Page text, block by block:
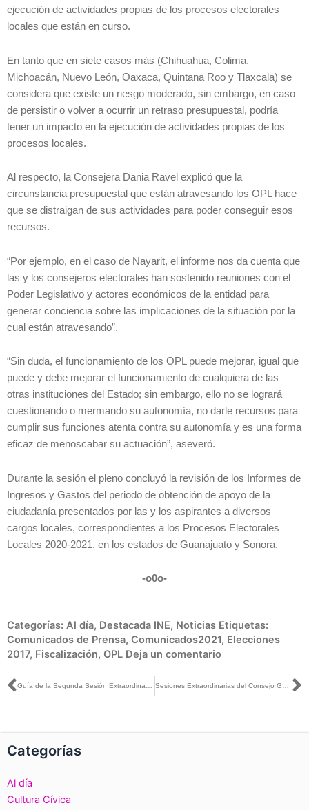
ejecución de actividades propias de los procesos electorales
locales que están en curso.
En tanto que en siete casos más (Chihuahua, Colima,
Michoacán, Nuevo León, Oaxaca, Quintana Roo y Tlaxcala) se
considera que existe un riesgo moderado, sin embargo, en caso
de persistir o volver a ocurrir un retraso presupuestal, podría
tener un impacto en la ejecución de actividades propias de los
procesos locales.
Al respecto, la Consejera Dania Ravel explicó que la
circunstancia presupuestal que están atravesando los OPL hace
que se distraigan de sus actividades para poder conseguir esos
recursos.
“Por ejemplo, en el caso de Nayarit, el informe nos da cuenta que
las y los consejeros electorales han sostenido reuniones con el
Poder Legislativo y actores económicos de la entidad para
generar conciencia sobre las implicaciones de la situación por la
cual están atravesando”.
“Sin duda, el funcionamiento de los OPL puede mejorar, igual que
puede y debe mejorar el funcionamiento de cualquiera de las
otras instituciones del Estado; sin embargo, ello no se logrará
cuestionando o mermando su autonomía, no darle recursos para
cumplir sus funciones atenta contra su autonomía y es una forma
eficaz de menoscabar su actuación”, aseveró.
Durante la sesión el pleno concluyó la revisión de los Informes de
Ingresos y Gastos del periodo de obtención de apoyo de la
ciudadanía presentados por las y los aspirantes a diversos
cargos locales, correspondientes a los Procesos Electorales
Locales 2020-2021, en los estados de Guanajuato y Sonora.
-o0o-
Categorías: Al día, Destacada INE, Noticias Etiquetas:
Comunicados de Prensa, Comunicados2021, Elecciones
2017, Fiscalización, OPL Deja un comentario
Ant
Categorías
Al día
Cultura Cívica